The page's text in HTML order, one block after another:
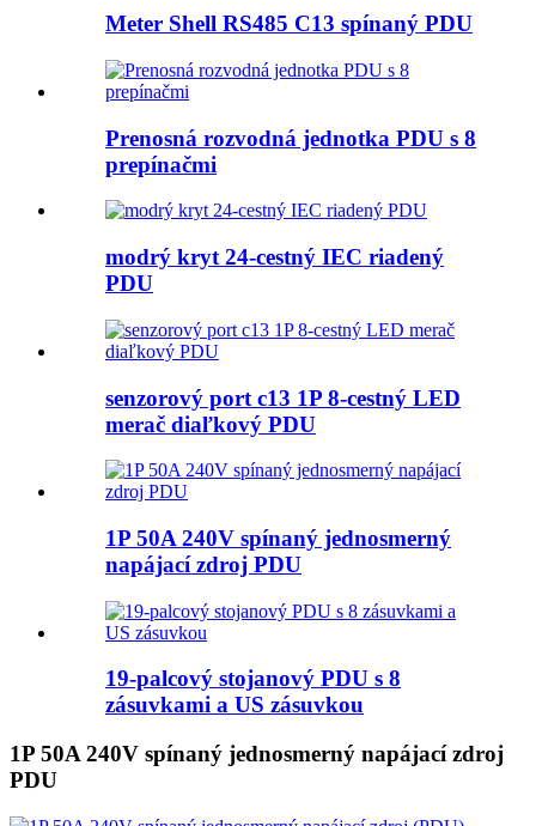
Meter Shell RS485 C13 spínaný PDU
Prenosná rozvodná jednotka PDU s 8
prepínačmi
modrý kryt 24-cestný IEC riadený
PDU
senzorový port c13 1P 8-cestný LED
merač diaľkový PDU
1P 50A 240V spínaný jednosmerný
napájací zdroj PDU
19-palcový stojanový PDU s 8
zásuvkami a US zásuvkou
1P 50A 240V spínaný jednosmerný napájací zdroj
PDU